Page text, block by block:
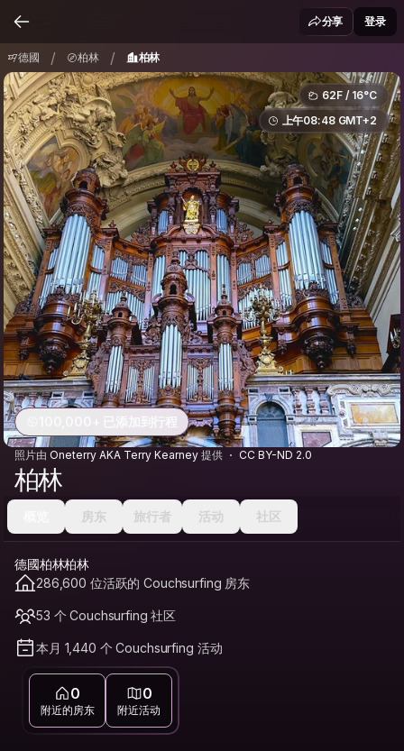
分享 登录
德國 / 柏林 / 柏林
62F / 16°C
上午08:48 GMT+2
100,000+ 已添加到行程
照片由 Oneterry AKA Terry Kearney 提供 CC BY-ND 2.0
柏林
房东 旅行者 活动 社区
德國柏林柏林
286,600 位活跃的 Couchsurfing 房东
53 个 Couchsurfing 社区
本月 1,440 个 Couchsurfing 活动
0
附近的房东
0
附近活动